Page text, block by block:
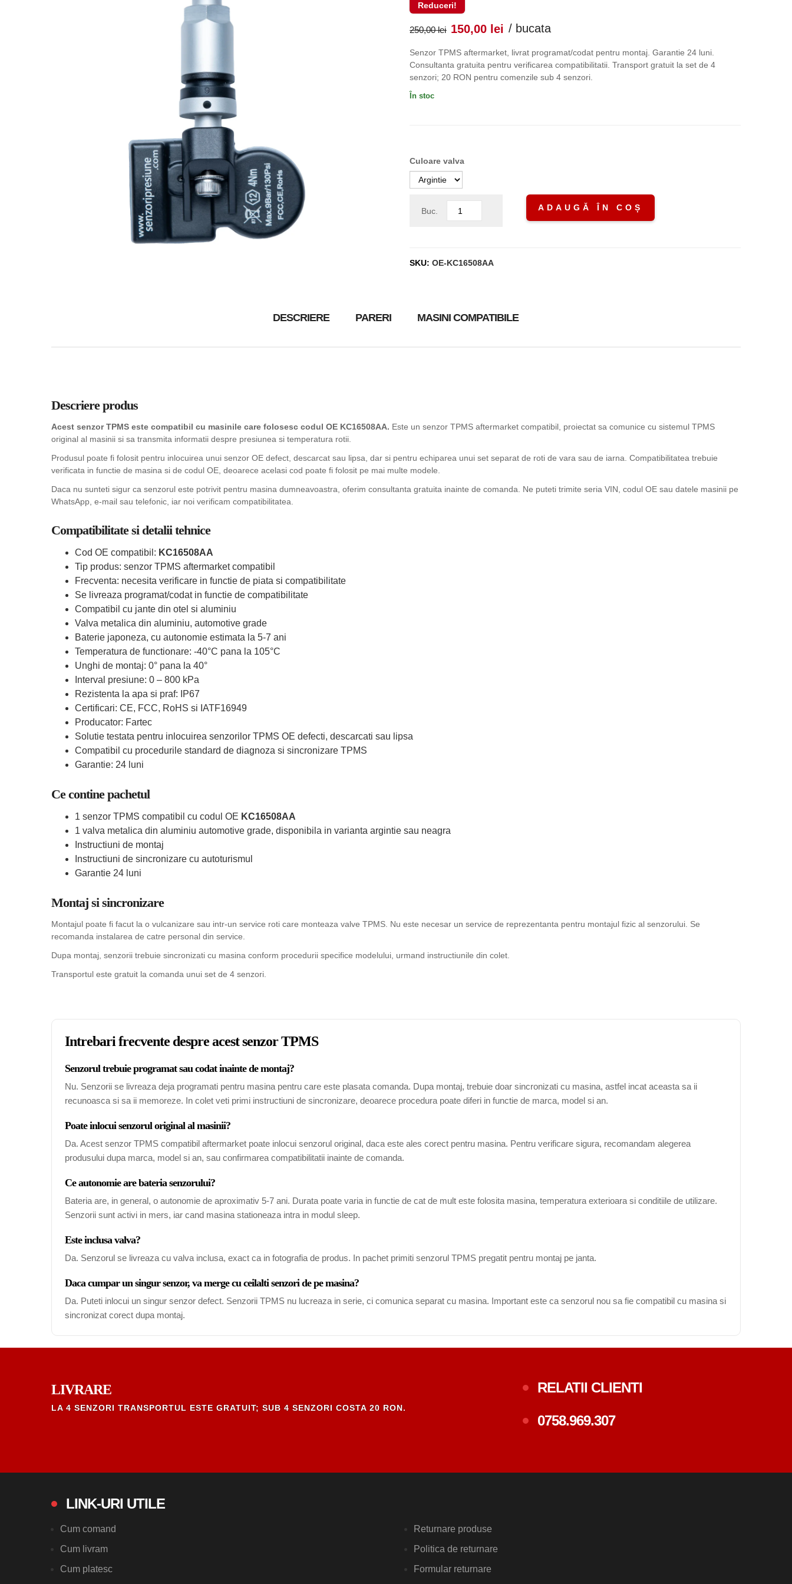
Reduceri!
250,00lei Prețul
inițial
a
150,00 lei Prețul
curent
este:
/ bucata
Senzor TPMS aftermarket, livrat programat/codat pentru montaj. Garantie 24 luni.
Consultanta gratuita pentru verificarea compatibilitatii. Transport gratuit la set de 4
senzori; 20 RON pentru comenzile sub 4 senzori.
În stoc
Culoare valva
Buc. ADAUGĂ ÎN COȘ
SKU:OE-KC16508AA
DESCRIERE PARERI MASINI COMPATIBILE
Descriere produs
Acest senzor TPMS este compatibil cu masinile care folosesc codul OE KC16508AA. Este un senzor TPMS aftermarket compatibil, proiectat sa comunice cu sistemul TPMS
original al masinii si sa transmita informatii despre presiunea si temperatura rotii.
Produsul poate fi folosit pentru inlocuirea unui senzor OE defect, descarcat sau lipsa, dar si pentru echiparea unui set separat de roti de vara sau de iarna. Compatibilitatea trebuie
verificata in functie de masina si de codul OE, deoarece acelasi cod poate fi folosit pe mai multe modele.
Daca nu sunteti sigur ca senzorul este potrivit pentru masina dumneavoastra, oferim consultanta gratuita inainte de comanda. Ne puteti trimite seria VIN, codul OE sau datele masinii pe
WhatsApp, e-mail sau telefonic, iar noi verificam compatibilitatea.
Compatibilitate si detalii tehnice
Cod OE compatibil: KC16508AA
Tip produs: senzor TPMS aftermarket compatibil
Frecventa: necesita verificare in functie de piata si compatibilitate
Se livreaza programat/codat in functie de compatibilitate
Compatibil cu jante din otel si aluminiu
Valva metalica din aluminiu, automotive grade
Baterie japoneza, cu autonomie estimata la 5-7 ani
Temperatura de functionare: -40°C pana la 105°C
Unghi de montaj: 0° pana la 40°
Interval presiune: 0 – 800 kPa
Rezistenta la apa si praf: IP67
Certificari: CE, FCC, RoHS si IATF16949
Producator: Fartec
Solutie testata pentru inlocuirea senzorilor TPMS OE defecti, descarcati sau lipsa
Compatibil cu procedurile standard de diagnoza si sincronizare TPMS
Garantie: 24 luni
Ce contine pachetul
1 senzor TPMS compatibil cu codul OE KC16508AA
1 valva metalica din aluminiu automotive grade, disponibila in varianta argintie sau neagra
Instructiuni de montaj
Instructiuni de sincronizare cu autoturismul
Garantie 24 luni
Montaj si sincronizare
Montajul poate fi facut la o vulcanizare sau intr-un service roti care monteaza valve TPMS. Nu este necesar un service de reprezentanta pentru montajul fizic al senzorului. Se
recomanda instalarea de catre personal din service.
Dupa montaj, senzorii trebuie sincronizati cu masina conform procedurii specifice modelului, urmand instructiunile din colet.
Transportul este gratuit la comanda unui set de 4 senzori.
Intrebari frecvente despre acest senzor TPMS
Senzorul trebuie programat sau codat inainte de montaj?
Nu. Senzorii se livreaza deja programati pentru masina pentru care este plasata comanda. Dupa montaj, trebuie doar sincronizati cu masina, astfel incat aceasta sa ii
recunoasca si sa ii memoreze. In colet veti primi instructiuni de sincronizare, deoarece procedura poate diferi in functie de marca, model si an.
Poate inlocui senzorul original al masinii?
Da. Acest senzor TPMS compatibil aftermarket poate inlocui senzorul original, daca este ales corect pentru masina. Pentru verificare sigura, recomandam alegerea
produsului dupa marca, model si an, sau confirmarea compatibilitatii inainte de comanda.
Ce autonomie are bateria senzorului?
Bateria are, in general, o autonomie de aproximativ 5-7 ani. Durata poate varia in functie de cat de mult este folosita masina, temperatura exterioara si conditiile de utilizare.
Senzorii sunt activi in mers, iar cand masina stationeaza intra in modul sleep.
Este inclusa valva?
Da. Senzorul se livreaza cu valva inclusa, exact ca in fotografia de produs. In pachet primiti senzorul TPMS pregatit pentru montaj pe janta.
Daca cumpar un singur senzor, va merge cu ceilalti senzori de pe masina?
Da. Puteti inlocui un singur senzor defect. Senzorii TPMS nu lucreaza in serie, ci comunica separat cu masina. Important este ca senzorul nou sa fie compatibil cu masina si
sincronizat corect dupa montaj.
LIVRARE
LA 4 SENZORI TRANSPORTUL ESTE GRATUIT; SUB 4 SENZORI COSTA 20 RON.
RELATII CLIENTI
0758.969.307
LINK-URI UTILE
Cum comand
Cum livram
Cum platesc
Returnare produse
Politica de returnare
Formular returnare